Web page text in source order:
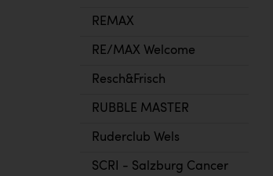
REMAX
RE/MAX Welcome
Resch&Frisch
RUBBLE MASTER
Ruderclub Wels
SCRI - Salzburg Cancer